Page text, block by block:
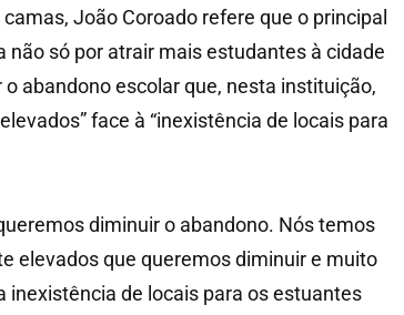
João Coroado refere que o principal
só por atrair mais estudantes à cidade
abandono escolar que, nesta instituição,
face à “inexistência de locais para
diminuir o abandono. Nós temos
elevados que queremos diminuir e muito
inexistência de locais para os estuantes